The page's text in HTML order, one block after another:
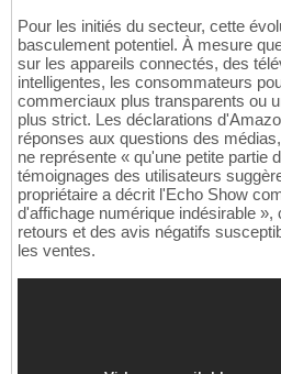
Pour les initiés du secteur, cette
basculement potentiel. À mesure
sur les appareils connectés, des
intelligentes, les consommateurs
commerciaux plus transparents ou
plus strict. Les déclarations
réponses aux questions des
ne représente « qu'une petite partie
témoignages des utilisateurs
propriétaire a décrit l'Echo Show
d'affichage numérique indésirable »,
retours et des avis négatifs
les ventes.